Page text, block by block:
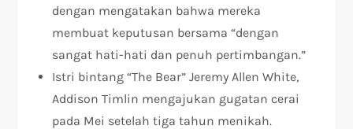
dengan mengatakan bahwa mereka
membuat keputusan bersama “dengan
sangat hati-hati dan penuh pertimbangan.”
Istri bintang “The Bear” Jeremy Allen White,
Addison Timlin mengajukan gugatan cerai
pada Mei setelah tiga tahun menikah.